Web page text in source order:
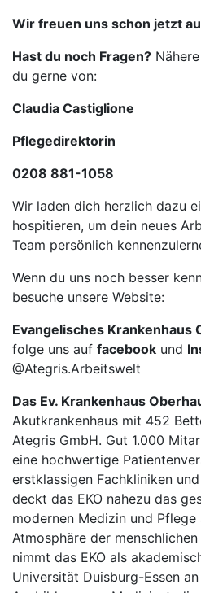
Wir freuen uns schon jetzt
Hast du noch Fragen?
du gerne von:
Claudia Castiglione
Pflegedirektorin
0208 881-1058
Wir laden dich herzlich dazu
hospitieren, um dein neues
Team persönlich
Wenn du uns noch besser
besuche unsere Website:
Evangelisches Krankenhaus
folge uns auf facebook und
@Ategris.Arbeitswelt
Das Ev. Krankenhaus
Akutkrankenhaus mit 452
Ategris GmbH. Gut 1.000
eine hochwertige
erstklassigen Fachkliniken
deckt das EKO nahezu das
modernen Medizin und
Atmosphäre der
nimmt das EKO als
Universität Duisburg-Essen